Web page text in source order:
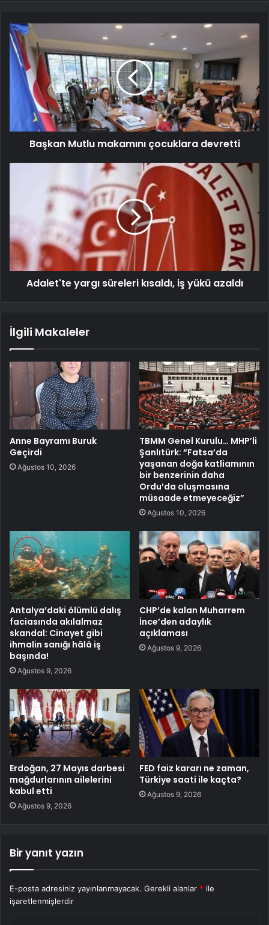
Başkan Mutlu makamını çocuklara devretti
Adalet'te yargı süreleri kısaldı, iş yükü azaldı
İlgili Makaleler
Anne Bayramı Buruk
Geçirdi
Ağustos 10, 2026
TBMM Genel Kurulu… MHP’li
Şanlıtürk: “Fatsa’da
yaşanan doğa katliamının
bir benzerinin daha
Ordu’da oluşmasına
müsaade etmeyeceğiz”
Ağustos 10, 2026
Antalya’daki ölümlü dalış
faciasında akılalmaz
skandal: Cinayet gibi
ihmalin sanığı hâlâ iş
başında!
Ağustos 9, 2026
CHP’de kalan Muharrem
İnce’den adaylık
açıklaması
Ağustos 9, 2026
Erdoğan, 27 Mayıs darbesi
mağdurlarının ailelerini
kabul etti
Ağustos 9, 2026
FED faiz kararı ne zaman,
Türkiye saati ile kaçta?
Ağustos 9, 2026
Bir yanıt yazın
E-posta adresiniz yayınlanmayacak. Gerekli alanlar * ile
işaretlenmişlerdir